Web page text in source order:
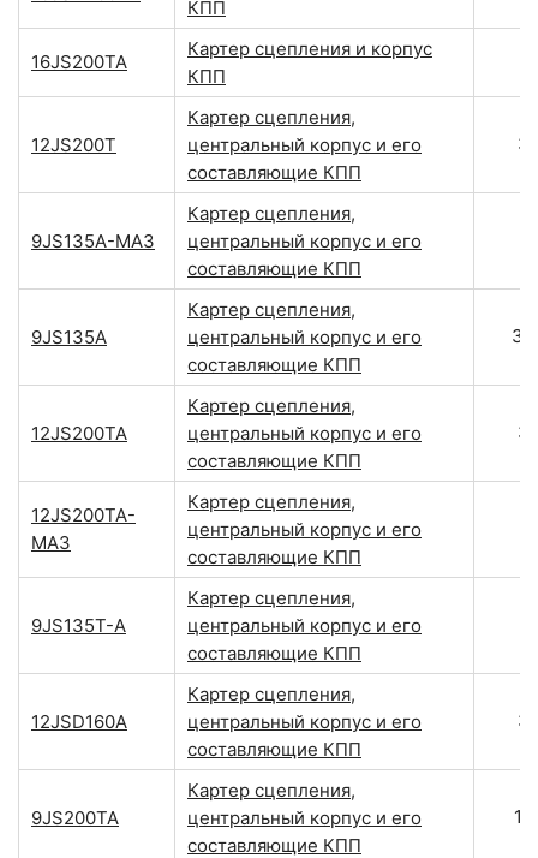
КПП
16JS200TA
Картер сцепления и корпус
КПП
12JS200T
Картер сцепления,
центральный корпус и его
составляющие КПП
3
9JS135A-МАЗ
Картер сцепления,
центральный корпус и его
составляющие КПП
9JS135A
Картер сцепления,
центральный корпус и его
составляющие КПП
33
12JS200TA
Картер сцепления,
центральный корпус и его
составляющие КПП
3
12JS200TA-
МАЗ
Картер сцепления,
центральный корпус и его
составляющие КПП
9JS135T-A
Картер сцепления,
центральный корпус и его
составляющие КПП
12JSD160A
Картер сцепления,
центральный корпус и его
составляющие КПП
3
9JS200TA
Картер сцепления,
центральный корпус и его
составляющие КПП
19